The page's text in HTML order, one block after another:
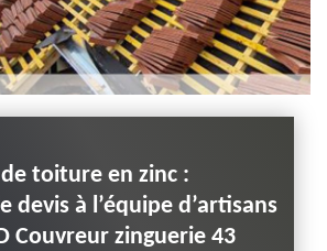
toiture en zinc :
devis à l’équipe d’artisans
Couvreur zinguerie 43